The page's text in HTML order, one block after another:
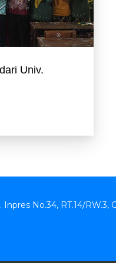
Univ.
No.34, RT.14/